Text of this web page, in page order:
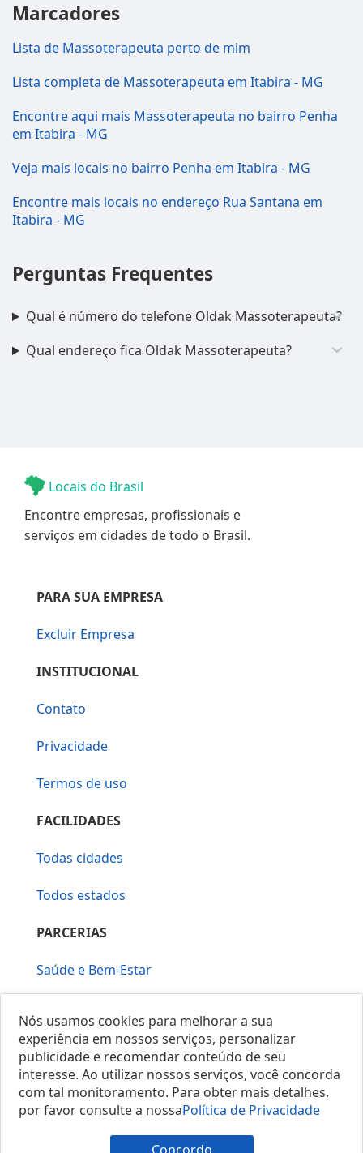
Marcadores
Lista de Massoterapeuta perto de mim
Lista completa de Massoterapeuta em Itabira - MG
Encontre aqui mais Massoterapeuta no bairro Penha
em Itabira - MG
Veja mais locais no bairro Penha em Itabira - MG
Encontre mais locais no endereço Rua Santana em
Itabira - MG
Perguntas Frequentes
Qual é número do telefone Oldak Massoterapeuta?
Qual endereço fica Oldak Massoterapeuta?
Locais do Brasil
Encontre empresas, profissionais e
serviços em cidades de todo o Brasil.
PARA SUA EMPRESA
Excluir Empresa
INSTITUCIONAL
Contato
Privacidade
Termos de uso
FACILIDADES
Todas cidades
Todos estados
PARCERIAS
Saúde e Bem-Estar
© 2025 Locais do Brasil
Nós usamos cookies para melhorar a sua
experiência em nossos serviços, personalizar
publicidade e recomendar conteúdo de seu
interesse. Ao utilizar nossos serviços, você concorda
com tal monitoramento. Para obter mais detalhes,
por favor consulte a nossaPolítica de Privacidade
Concordo